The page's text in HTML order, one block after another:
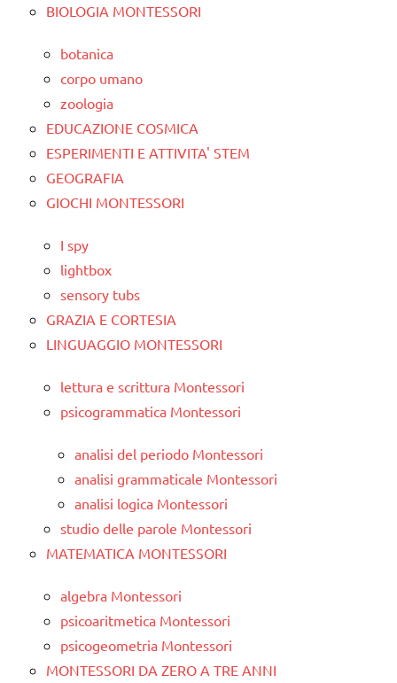
BIOLOGIA MONTESSORI
botanica
corpo umano
zoologia
EDUCAZIONE COSMICA
ESPERIMENTI E ATTIVITA' STEM
GEOGRAFIA
GIOCHI MONTESSORI
I spy
lightbox
sensory tubs
GRAZIA E CORTESIA
LINGUAGGIO MONTESSORI
lettura e scrittura Montessori
psicogrammatica Montessori
analisi del periodo Montessori
analisi grammaticale Montessori
analisi logica Montessori
studio delle parole Montessori
MATEMATICA MONTESSORI
algebra Montessori
psicoaritmetica Montessori
psicogeometria Montessori
MONTESSORI DA ZERO A TRE ANNI